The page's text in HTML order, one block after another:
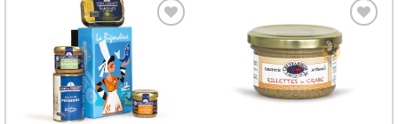
favoris
favoris